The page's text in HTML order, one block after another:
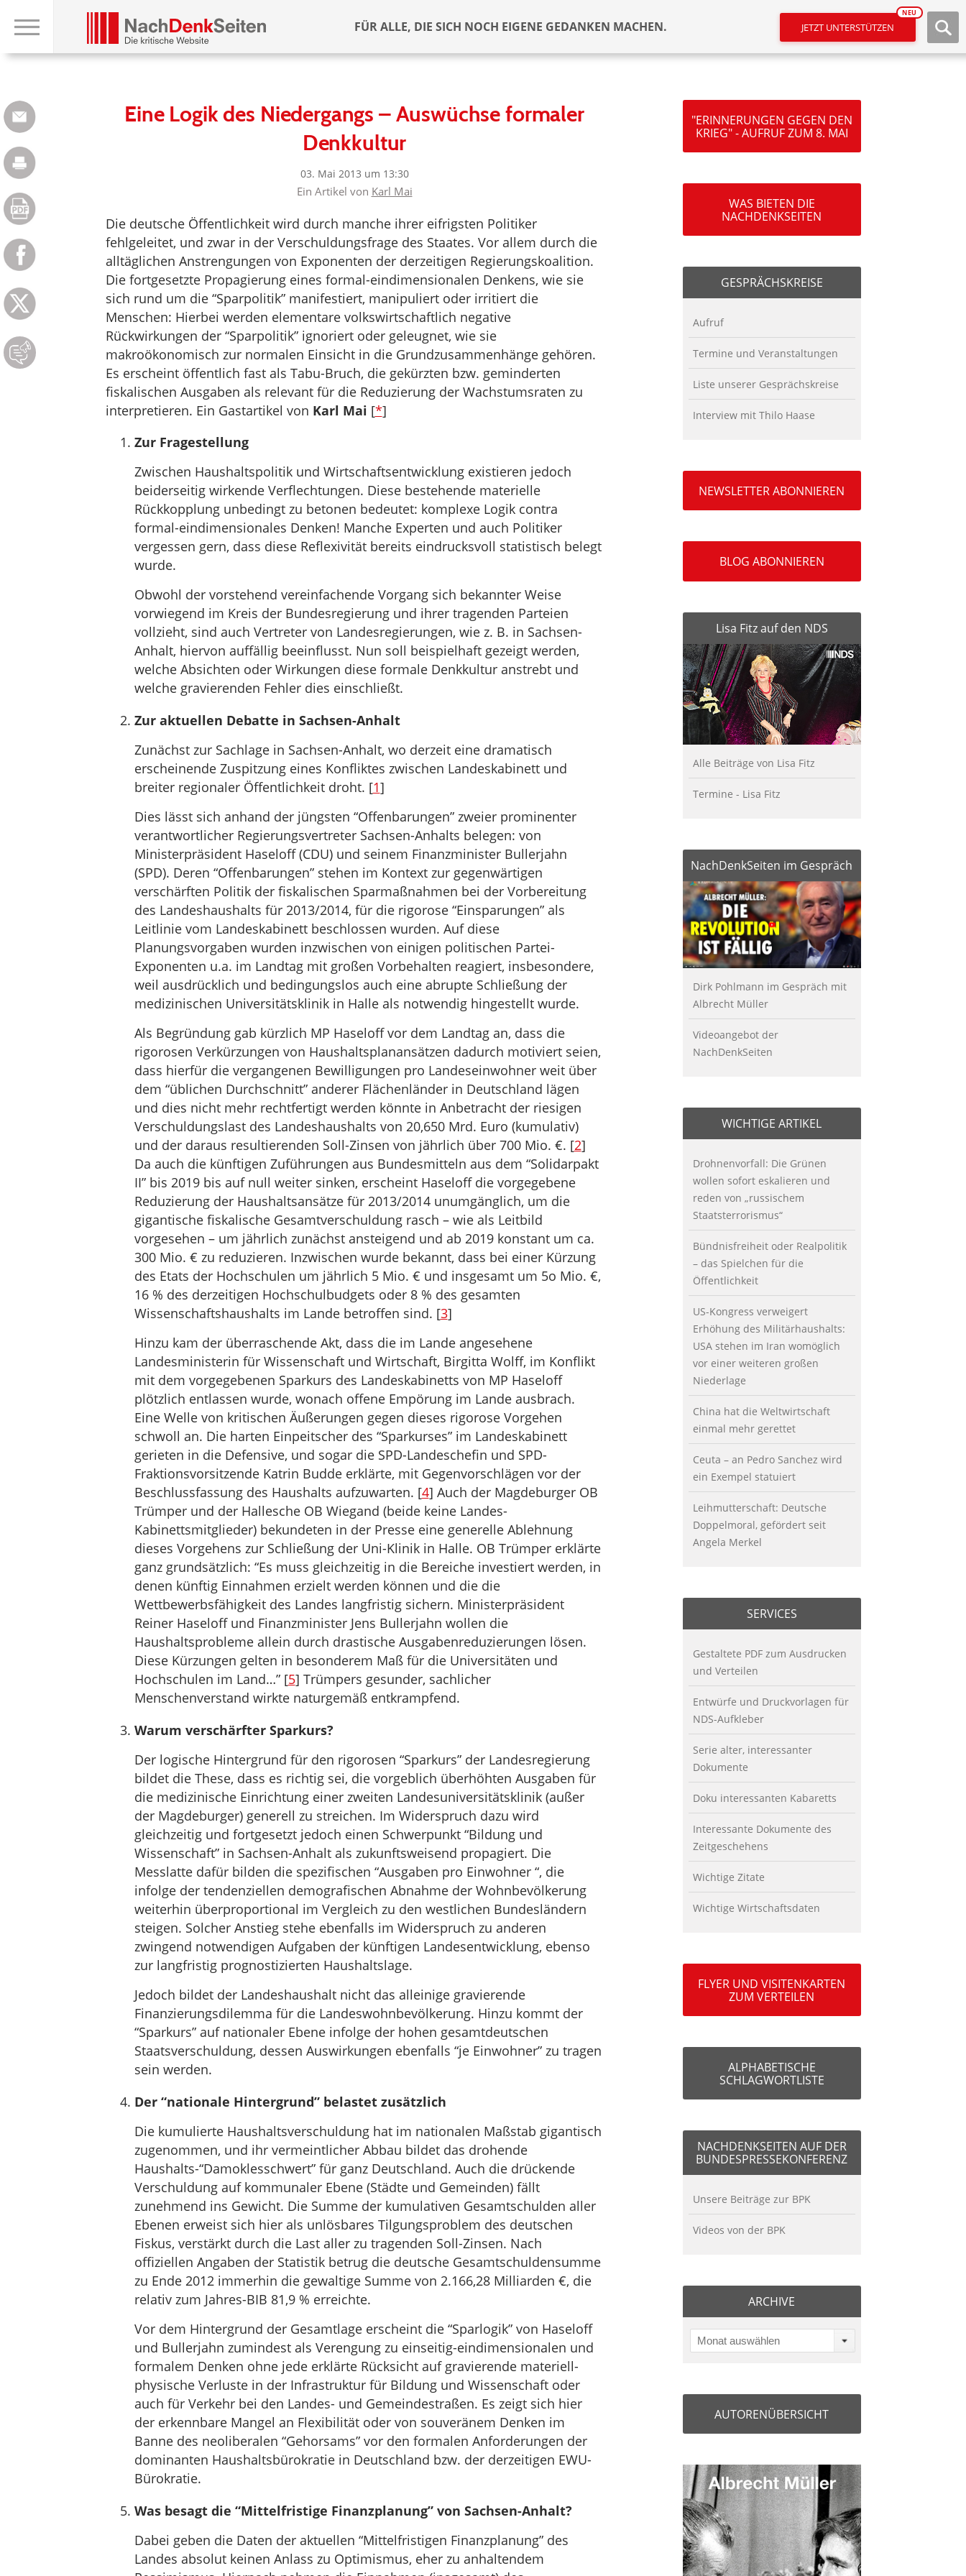
FÜR ALLE, DIE SICH NOCH EIGENE GEDANKEN MACHEN. JETZT UNTERSTÜTZEN
NEU
Eine Logik des Niedergangs – Auswüchse formaler
Denkkultur
03. Mai 2013 um 13:30
Ein Artikel von Karl Mai
Die deutsche Öffentlichkeit wird durch manche ihrer eifrigsten Politiker
fehlgeleitet, und zwar in der Verschuldungsfrage des Staates. Vor allem durch die
alltäglichen Anstrengungen von Exponenten der derzeitigen Regierungskoalition.
Die fortgesetzte Propagierung eines formal-eindimensionalen Denkens, wie sie
sich rund um die “Sparpolitik” manifestiert, manipuliert oder irritiert die
Menschen: Hierbei werden elementare volkswirtschaftlich negative
Rückwirkungen der “Sparpolitik” ignoriert oder geleugnet, wie sie
makroökonomisch zur normalen Einsicht in die Grundzusammenhänge gehören.
Es erscheint öffentlich fast als Tabu-Bruch, die gekürzten bzw. geminderten
fiskalischen Ausgaben als relevant für die Reduzierung der Wachstumsraten zu
interpretieren. Ein Gastartikel von Karl Mai [*]
Zur Fragestellung
Zwischen Haushaltspolitik und Wirtschaftsentwicklung existieren jedoch
beiderseitig wirkende Verflechtungen. Diese bestehende materielle
Rückkopplung unbedingt zu betonen bedeutet: komplexe Logik contra
formal-eindimensionales Denken! Manche Experten und auch Politiker
vergessen gern, dass diese Reflexivität bereits eindrucksvoll statistisch belegt
wurde.
Obwohl der vorstehend vereinfachende Vorgang sich bekannter Weise
vorwiegend im Kreis der Bundesregierung und ihrer tragenden Parteien
vollzieht, sind auch Vertreter von Landesregierungen, wie z. B. in Sachsen-
Anhalt, hiervon auffällig beeinflusst. Nun soll beispielhaft gezeigt werden,
welche Absichten oder Wirkungen diese formale Denkkultur anstrebt und
welche gravierenden Fehler dies einschließt.
Zur aktuellen Debatte in Sachsen-Anhalt
Zunächst zur Sachlage in Sachsen-Anhalt, wo derzeit eine dramatisch
erscheinende Zuspitzung eines Konfliktes zwischen Landeskabinett und
breiter regionaler Öffentlichkeit droht. [1]
Dies lässt sich anhand der jüngsten “Offenbarungen” zweier prominenter
verantwortlicher Regierungsvertreter Sachsen-Anhalts belegen: von
Ministerpräsident Haseloff (CDU) und seinem Finanzminister Bullerjahn
(SPD). Deren “Offenbarungen” stehen im Kontext zur gegenwärtigen
verschärften Politik der fiskalischen Sparmaßnahmen bei der Vorbereitung
des Landeshaushalts für 2013/2014, für die rigorose “Einsparungen” als
Leitlinie vom Landeskabinett beschlossen wurden. Auf diese
Planungsvorgaben wurden inzwischen von einigen politischen Partei-
Exponenten u.a. im Landtag mit großen Vorbehalten reagiert, insbesondere,
weil ausdrücklich und bedingungslos auch eine abrupte Schließung der
medizinischen Universitätsklinik in Halle als notwendig hingestellt wurde.
Als Begründung gab kürzlich MP Haseloff vor dem Landtag an, dass die
rigorosen Verkürzungen von Haushaltsplanansätzen dadurch motiviert seien,
dass hierfür die vergangenen Bewilligungen pro Landeseinwohner weit über
dem “üblichen Durchschnitt” anderer Flächenländer in Deutschland lägen
und dies nicht mehr rechtfertigt werden könnte in Anbetracht der riesigen
Verschuldungslast des Landeshaushalts von 20,650 Mrd. Euro (kumulativ)
und der daraus resultierenden Soll-Zinsen von jährlich über 700 Mio. €. [2]
Da auch die künftigen Zuführungen aus Bundesmitteln aus dem “Solidarpakt
II” bis 2019 bis auf null weiter sinken, erscheint Haseloff die vorgegebene
Reduzierung der Haushaltsansätze für 2013/2014 unumgänglich, um die
gigantische fiskalische Gesamtverschuldung rasch – wie als Leitbild
vorgesehen – um jährlich zunächst ansteigend und ab 2019 konstant um ca.
300 Mio. € zu reduzieren. Inzwischen wurde bekannt, dass bei einer Kürzung
des Etats der Hochschulen um jährlich 5 Mio. € und insgesamt um 5o Mio. €,
16 % des derzeitigen Hochschulbudgets oder 8 % des gesamten
Wissenschaftshaushalts im Lande betroffen sind. [3]
Hinzu kam der überraschende Akt, dass die im Lande angesehene
Landesministerin für Wissenschaft und Wirtschaft, Birgitta Wolff, im Konflikt
mit dem vorgegebenen Sparkurs des Landeskabinetts von MP Haseloff
plötzlich entlassen wurde, wonach offene Empörung im Lande ausbrach.
Eine Welle von kritischen Äußerungen gegen dieses rigorose Vorgehen
schwoll an. Die harten Einpeitscher des “Sparkurses” im Landeskabinett
gerieten in die Defensive, und sogar die SPD-Landeschefin und SPD-
Fraktionsvorsitzende Katrin Budde erklärte, mit Gegenvorschlägen vor der
Beschlussfassung des Haushalts aufzuwarten. [4] Auch der Magdeburger OB
Trümper und der Hallesche OB Wiegand (beide keine Landes-
Kabinettsmitglieder) bekundeten in der Presse eine generelle Ablehnung
dieses Vorgehens zur Schließung der Uni-Klinik in Halle. OB Trümper erklärte
ganz grundsätzlich: “Es muss gleichzeitig in die Bereiche investiert werden, in
denen künftig Einnahmen erzielt werden können und die die
Wettbewerbsfähigkeit des Landes langfristig sichern. Ministerpräsident
Reiner Haseloff und Finanzminister Jens Bullerjahn wollen die
Haushaltsprobleme allein durch drastische Ausgabenreduzierungen lösen.
Diese Kürzungen gelten in besonderem Maß für die Universitäten und
Hochschulen im Land…” [5] Trümpers gesunder, sachlicher
Menschenverstand wirkte naturgemäß entkrampfend.
Warum verschärfter Sparkurs?
Der logische Hintergrund für den rigorosen “Sparkurs” der Landesregierung
bildet die These, dass es richtig sei, die vorgeblich überhöhten Ausgaben für
die medizinische Einrichtung einer zweiten Landesuniversitätsklinik (außer
der Magdeburger) generell zu streichen. Im Widerspruch dazu wird
gleichzeitig und fortgesetzt jedoch einen Schwerpunkt “Bildung und
Wissenschaft” in Sachsen-Anhalt als zukunftsweisend propagiert. Die
Messlatte dafür bilden die spezifischen “Ausgaben pro Einwohner “, die
infolge der tendenziellen demografischen Abnahme der Wohnbevölkerung
weiterhin überproportional im Vergleich zu den westlichen Bundesländern
steigen. Solcher Anstieg stehe ebenfalls im Widerspruch zu anderen
zwingend notwendigen Aufgaben der künftigen Landesentwicklung, ebenso
zur langfristig prognostizierten Haushaltslage.
Jedoch bildet der Landeshaushalt nicht das alleinige gravierende
Finanzierungsdilemma für die Landeswohnbevölkerung. Hinzu kommt der
“Sparkurs” auf nationaler Ebene infolge der hohen gesamtdeutschen
Staatsverschuldung, dessen Auswirkungen ebenfalls “je Einwohner” zu tragen
sein werden.
Der “nationale Hintergrund” belastet zusätzlich
Die kumulierte Haushaltsverschuldung hat im nationalen Maßstab gigantisch
zugenommen, und ihr vermeintlicher Abbau bildet das drohende
Haushalts-“Damoklesschwert” für ganz Deutschland. Auch die drückende
Verschuldung auf kommunaler Ebene (Städte und Gemeinden) fällt
zunehmend ins Gewicht. Die Summe der kumulativen Gesamtschulden aller
Ebenen erweist sich hier als unlösbares Tilgungsproblem des deutschen
Fiskus, verstärkt durch die Last aller zu tragenden Soll-Zinsen. Nach
offiziellen Angaben der Statistik betrug die deutsche Gesamtschuldensumme
zu Ende 2012 immerhin die gewaltige Summe von 2.166,28 Milliarden €, die
relativ zum Jahres-BIB 81,9 % erreichte.
Vor dem Hintergrund der Gesamtlage erscheint die “Sparlogik” von Haseloff
und Bullerjahn zumindest als Verengung zu einseitig-eindimensionalen und
formalem Denken ohne jede erklärte Rücksicht auf gravierende materiell-
physische Verluste in der Infrastruktur für Bildung und Wissenschaft oder
auch für Verkehr bei den Landes- und Gemeindestraßen. Es zeigt sich hier
der erkennbare Mangel an Flexibilität oder von souveränem Denken im
Banne des neoliberalen “Gehorsams” vor den formalen Anforderungen der
dominanten Haushaltsbürokratie in Deutschland bzw. der derzeitigen EWU-
Bürokratie.
Was besagt die “Mittelfristige Finanzplanung” von Sachsen-Anhalt?
Dabei geben die Daten der aktuellen “Mittelfristigen Finanzplanung” des
Landes absolut keinen Anlass zu Optimismus, eher zu anhaltendem
"ERINNERUNGEN GEGEN DEN
KRIEG" - AUFRUF ZUM 8. MAI
WAS BIETEN DIE
NACHDENKSEITEN
GESPRÄCHSKREISE
Aufruf
Termine und Veranstaltungen
Liste unserer Gesprächskreise
Interview mit Thilo Haase
NEWSLETTER ABONNIEREN
BLOG ABONNIEREN
Lisa Fitz auf den NDS
Alle Beiträge von Lisa Fitz
Termine - Lisa Fitz
NachDenkSeiten im Gespräch
Dirk Pohlmann im Gespräch mit
Albrecht Müller
Videoangebot der
NachDenkSeiten
WICHTIGE ARTIKEL
Drohnenvorfall: Die Grünen
wollen sofort eskalieren und
reden von „russischem
Staatsterrorismus“
Bündnisfreiheit oder Realpolitik
– das Spielchen für die
Öffentlichkeit
US-Kongress verweigert
Erhöhung des Militärhaushalts:
USA stehen im Iran womöglich
vor einer weiteren großen
Niederlage
China hat die Weltwirtschaft
einmal mehr gerettet
Ceuta – an Pedro Sanchez wird
ein Exempel statuiert
Leihmutterschaft: Deutsche
Doppelmoral, gefördert seit
Angela Merkel
SERVICES
Gestaltete PDF zum Ausdrucken
und Verteilen
Entwürfe und Druckvorlagen für
NDS-Aufkleber
Serie alter, interessanter
Dokumente
Doku interessanten Kabaretts
Interessante Dokumente des
Zeitgeschehens
Wichtige Zitate
Wichtige Wirtschaftsdaten
FLYER UND VISITENKARTEN
ZUM VERTEILEN
ALPHABETISCHE
SCHLAGWORTLISTE
NACHDENKSEITEN AUF DER
BUNDESPRESSEKONFERENZ
Unsere Beiträge zur BPK
Videos von der BPK
ARCHIVE
Monat auswählen
AUTORENÜBERSICHT